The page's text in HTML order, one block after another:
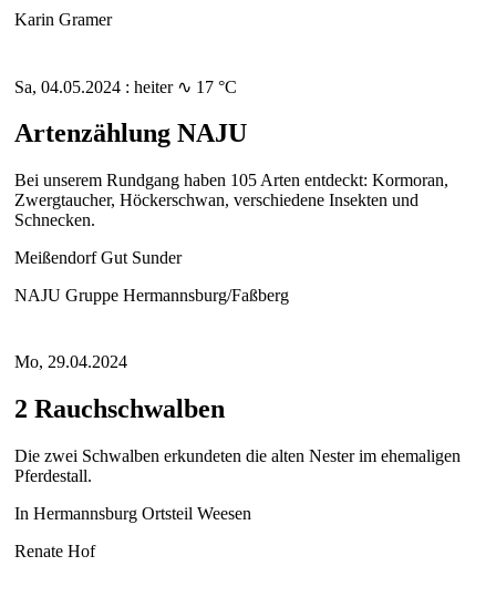
Karin Gramer
Sa, 04.05.2024 : heiter ∿ 17 °C
Artenzählung NAJU
Bei unserem Rundgang haben 105 Arten entdeckt: Kormoran,
Zwergtaucher, Höckerschwan, verschiedene Insekten und
Schnecken.
Meißendorf Gut Sunder
NAJU Gruppe Hermannsburg/Faßberg
Mo, 29.04.2024
2 Rauchschwalben
Die zwei Schwalben erkundeten die alten Nester im ehemaligen
Pferdestall.
In Hermannsburg Ortsteil Weesen
Renate Hof